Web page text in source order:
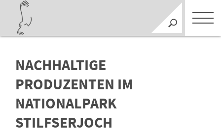
NACHHALTIGE
PRODUZENTEN IM
NATIONALPARK
STILFSERJOCH